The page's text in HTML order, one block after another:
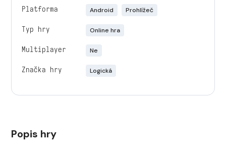
Platforma Android Prohlížeč
Typ hry Online hra
Multiplayer Ne
Značka hry Logická
Popis hry